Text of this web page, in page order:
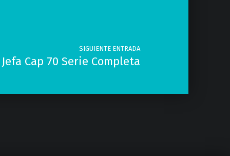
SIGUIENTE ENTRADA
Cap 70 Serie Completa